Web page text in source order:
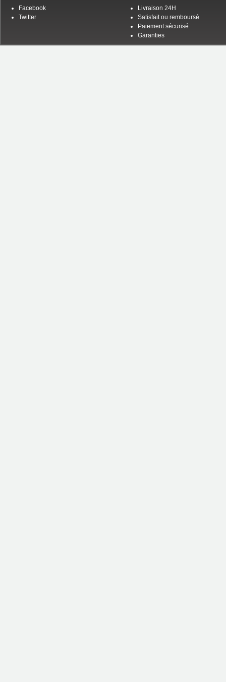
Facebook
Twitter
Livraison 24H
Satisfait ou remboursé
Paiement sécurisé
Garanties